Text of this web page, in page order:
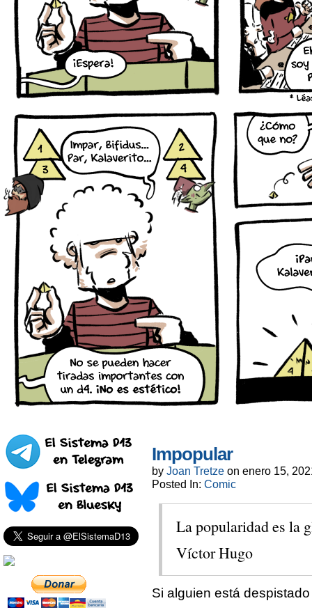
Impopular
by Joan Tretze on enero 15,
Posted In: Comic
La popularidad es la
Víctor Hugo
Si alguien está